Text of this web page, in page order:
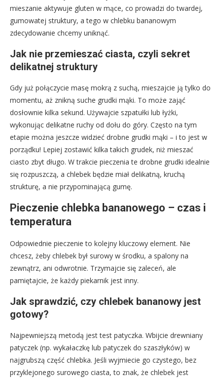
mieszanie aktywuje gluten w mące, co prowadzi do twardej,
gumowatej struktury, a tego w chlebku bananowym
zdecydowanie chcemy uniknąć.
Jak nie przemieszać ciasta, czyli sekret
delikatnej struktury
Gdy już połączycie masę mokrą z suchą, mieszajcie ją tylko do
momentu, aż znikną suche grudki mąki. To może zająć
dosłownie kilka sekund. Używajcie szpatułki lub łyżki,
wykonując delikatne ruchy od dołu do góry. Często na tym
etapie można jeszcze widzieć drobne grudki mąki – i to jest w
porządku! Lepiej zostawić kilka takich grudek, niż mieszać
ciasto zbyt długo. W trakcie pieczenia te drobne grudki idealnie
się rozpuszczą, a chlebek będzie miał delikatną, kruchą
strukturę, a nie przypominającą gumę.
Pieczenie chlebka bananowego – czas i
temperatura
Odpowiednie pieczenie to kolejny kluczowy element. Nie
chcesz, żeby chlebek był surowy w środku, a spalony na
zewnątrz, ani odwrotnie. Trzymajcie się zaleceń, ale
pamiętajcie, że każdy piekarnik jest inny.
Jak sprawdzić, czy chlebek bananowy jest
gotowy?
Najpewniejszą metodą jest test patyczka. Wbijcie drewniany
patyczek (np. wykałaczkę lub patyczek do szaszłyków) w
najgrubszą część chlebka. Jeśli wyjmiecie go czystego, bez
przyklejonego surowego ciasta, to znak, że chlebek jest